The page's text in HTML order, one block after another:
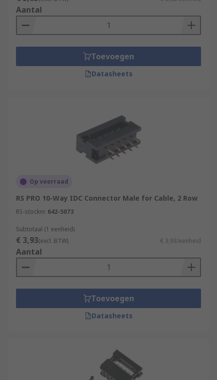
Aantal
Toevoegen
Datasheets
Op voorraad
RS PRO 10-Way IDC Connector Male for Cable, 2 Row
RS-stocknr. 642-5073
Subtotaal (1 eenheid)
€ 3,93(excl. BTW) € 3,93/eenheid
Aantal
Toevoegen
Datasheets